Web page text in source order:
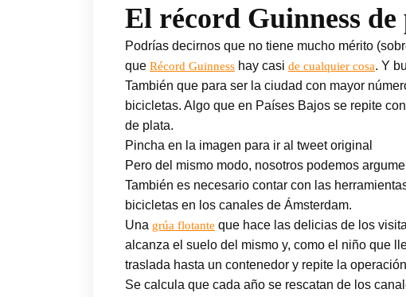
El récord Guinness de
Podrías decirnos que no tiene mucho mérito
que Récord Guinness hay casi de cualquier cosa. Y
También que para ser la ciudad con mayor
bicicletas. Algo que en Países Bajos se repite
de plata.
Pincha en la imagen para ir al tweet original
Pero del mismo modo, nosotros podemos
También es necesario contar con las
bicicletas en los canales de Ámsterdam.
Una grúa flotante que hace las delicias de los
alcanza el suelo del mismo y, como el niño que
traslada hasta un contenedor y repite la
Se calcula que cada año se rescatan de los